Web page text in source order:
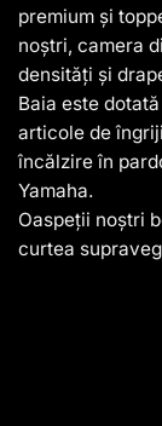
premium și
noștri, camera
densități și
Baia este
articole de
încălzire în
Yamaha.
Oaspeții noștri
curtea